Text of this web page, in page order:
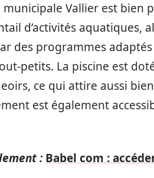
municipale Vallier est bien
d’activités aquatiques,
des programmes
petits. La piscine est
ce qui attire aussi
est également
: Babel com :